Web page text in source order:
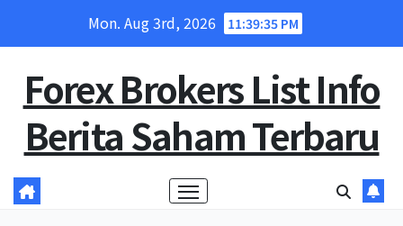
Mon. Aug 3rd, 2026 11:39:36 PM
Forex Brokers List Info
Berita Saham Terbaru